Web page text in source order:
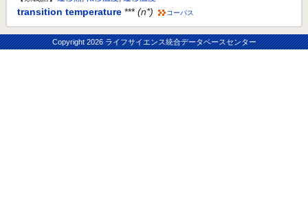
transition temperature *** (n*) コーパス
Copyright2026 ライフサイエンス統合データベースセンター